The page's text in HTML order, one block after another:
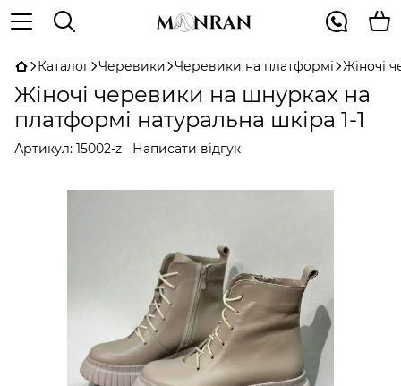
Каталог Черевики Черевики на платформі Жіночі
Жіночі черевики на шнурках на
платформі натуральна шкіра 1-1
Артикул: 15002-z Написати відгук